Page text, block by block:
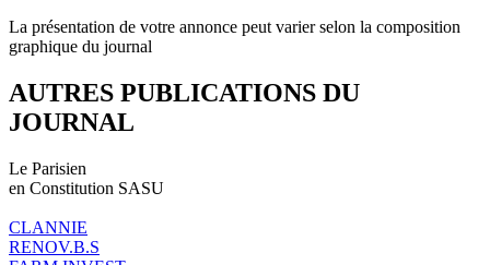
La présentation de votre annonce peut varier selon la composition
graphique du journal
AUTRES PUBLICATIONS DU
JOURNAL
Le Parisien
en Constitution SASU
CLANNIE
RENOV.B.S